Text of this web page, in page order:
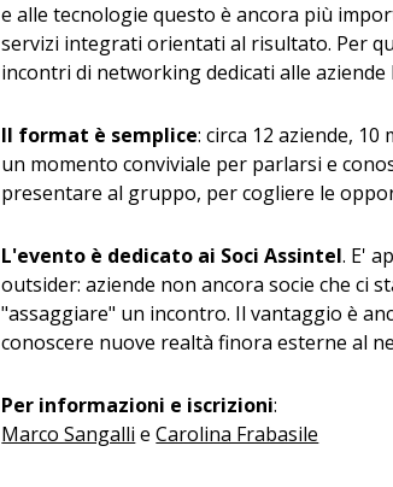
e alle tecnologie questo è ancora più
servizi integrati orientati al risultato. Per
incontri di networking dedicati alle
Il format è semplice: circa 12 aziende, 10
un momento conviviale per parlarsi e
presentare al gruppo, per cogliere le
L'evento è dedicato ai Soci Assintel. E'
outsider: aziende non ancora socie che ci
"assaggiare" un incontro. Il vantaggio è
conoscere nuove realtà finora esterne al
Per informazioni e iscrizioni:
Marco Sangalli eCarolina Frabasile